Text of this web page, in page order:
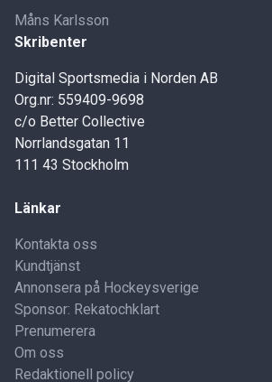
Måns Karlsson
Skribenter
Digital Sportsmedia i Norden AB
Org.nr: 559409-9698
c/o Better Collective
Norrlandsgatan 11
111 43 Stockholm
Länkar
Kontakta oss
Kundtjänst
Annonsera på Hockeysverige
Sponsor: Rekatochklart
Prenumerera
Om oss
Redaktionell policy